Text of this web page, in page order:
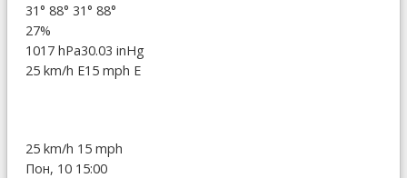
31° 88° 31° 88°
27%
1017 hPa30.03 inHg
25 km/h E15 mph E
25 km/h 15 mph
Пон, 10 15:00